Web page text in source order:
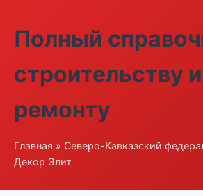
Полный
строительству и
ремонту
Главная » Северо-Кавказский
Декор Элит